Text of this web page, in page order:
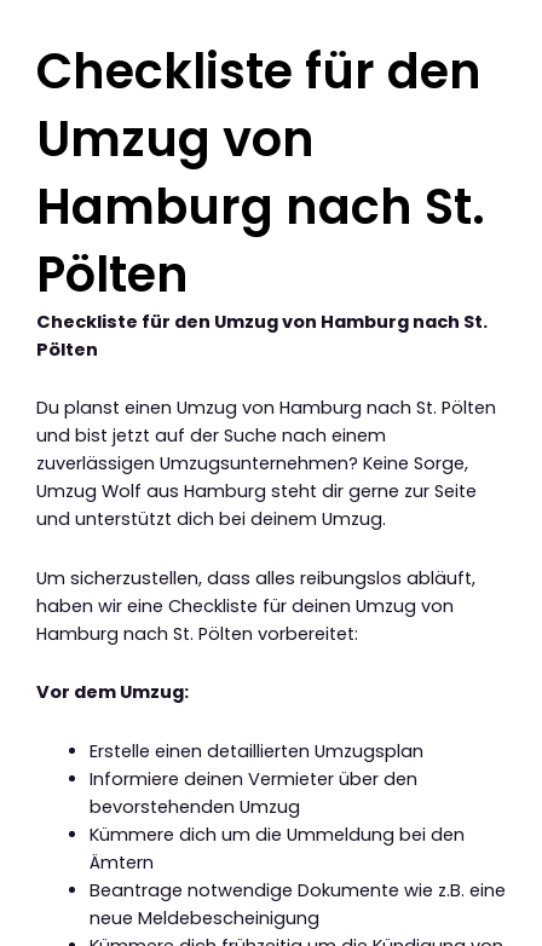
Checkliste für den
Umzug von
Hamburg nach St.
Pölten
Checkliste für den Umzug von Hamburg nach St.
Pölten
Du planst einen Umzug von Hamburg nach St. Pölten
und bist jetzt auf der Suche nach einem
zuverlässigen Umzugsunternehmen? Keine Sorge,
Umzug Wolf aus Hamburg steht dir gerne zur Seite
und unterstützt dich bei deinem Umzug.
Um sicherzustellen, dass alles reibungslos abläuft,
haben wir eine Checkliste für deinen Umzug von
Hamburg nach St. Pölten vorbereitet:
Vor dem Umzug:
Erstelle einen detaillierten Umzugsplan
Informiere deinen Vermieter über den
bevorstehenden Umzug
Kümmere dich um die Ummeldung bei den
Ämtern
Beantrage notwendige Dokumente wie z.B. eine
neue Meldebescheinigung